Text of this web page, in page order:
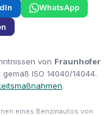
WhatsApp
von Fraunhofer
ISO 14040/14044.
.
eines Benzinautos von